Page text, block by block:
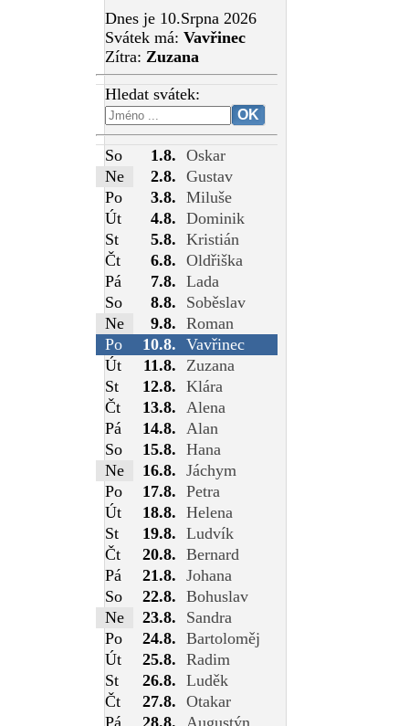
Dnes je 10.Srpna 2026
Svátek má: Vavřinec
Zítra: Zuzana
Hledat svátek:
So 1.8. Oskar
Ne
2.8. Gustav
Po
3.8. Miluše
Út
4.8. Dominik
St
5.8. Kristián
Čt
6.8. Oldřiška
Pá
7.8. Lada
So
8.8.
Soběslav
Ne
9.8. Roman
Po
10.8. Vavřinec
Út
11.8.
Zuzana
St
12.8. Klára
Čt
13.8.
Alena
Pá
14.8.
Alan
So
15.8. Hana
Ne
16.8. Jáchym
Po
17.8. Petra
Út
18.8. Helena
St
19.8. Ludvík
Čt
20.8. Bernard
Pá
21.8. Johana
So
22.8. Bohuslav
Ne
23.8.
Sandra
Po
24.8. Bartoloměj
Út
25.8. Radim
St
26.8. Luděk
Čt
27.8. Otakar
Pá
28.8.
Augustýn